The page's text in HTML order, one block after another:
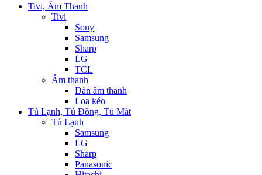
Tivi, Âm Thanh
Tivi
Sony
Samsung
Sharp
LG
TCL
Âm thanh
Dàn âm thanh
Loa kéo
Tủ Lạnh, Tủ Đông, Tủ Mát
Tủ Lạnh
Samsung
LG
Sharp
Panasonic